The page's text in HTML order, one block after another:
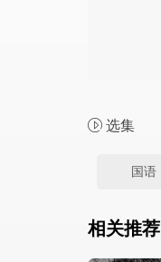
选集
国语
相关推荐